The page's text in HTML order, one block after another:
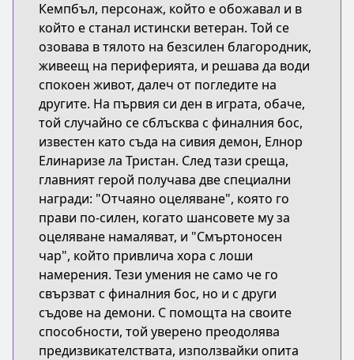
Кемпбъл, персонаж, който е обожавал и в
който е станал истински ветеран. Той се
озовава в тялото на безсилен благородник,
живеещ на периферията, и решава да води
спокоен живот, далеч от погледите на
другите. На първия си ден в играта, обаче,
той случайно се сблъсква с финалния бос,
известен като съда на сивия демон, Елнор
Елинаризе ла Тристан. След тази среща,
главният герой получава две специални
награди: "Отчаяно оцеляване", която го
прави по-силен, когато шансовете му за
оцеляване намаляват, и "Смъртоносен
чар", който привлича хора с лоши
намерения. Тези умения не само че го
свързват с финалния бос, но и с други
съдове на демони. С помощта на своите
способности, той уверено преодолява
предизвикателствата, използвайки опита